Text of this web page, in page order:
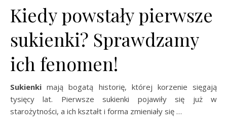
Kiedy powstały pierwsze
sukienki? Sprawdzamy
ich fenomen!
Sukienki mają bogatą historię, której korzenie sięgają
tysięcy lat. Pierwsze sukienki pojawiły się już w
starożytności, a ich kształt i forma zmieniały się …